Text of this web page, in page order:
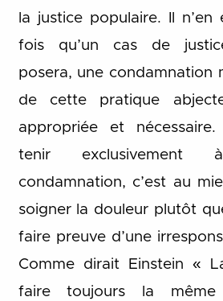
la justice populaire. Il n’en
fois qu’un cas de
posera, une condamnation
de cette pratique
appropriée et nécessaire.
tenir
condamnation, c’est au
soigner la douleur plutôt
faire preuve d’une
Comme dirait Einstein «
faire toujours la